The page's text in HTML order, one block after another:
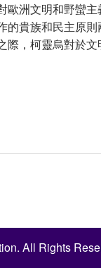
洲文明和野蠻
貴族和民主原
，柯靈烏對於
從柯靈烏的日耳
All Rights